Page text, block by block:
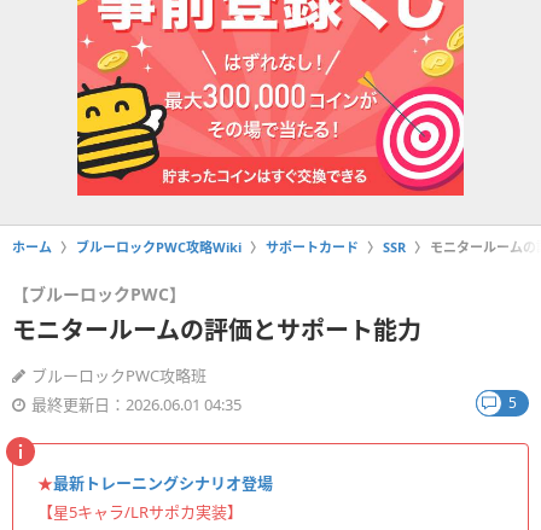
ホーム ブルーロックPWC攻略Wiki サポートカード SSR モニタールーム
【ブルーロックPWC】
モニタールームの評価とサポート能力
ブルーロックPWC攻略班
最終更新日：2026.06.01 04:35
5
★最新トレーニングシナリオ登場
【星5キャラ/LRサポカ実装】